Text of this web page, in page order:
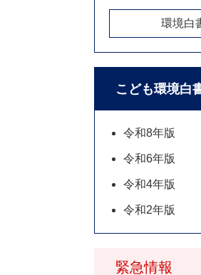
緊急情報
環境白
こども環境白
令和8年版
令和6年版
令和4年版
令和2年版